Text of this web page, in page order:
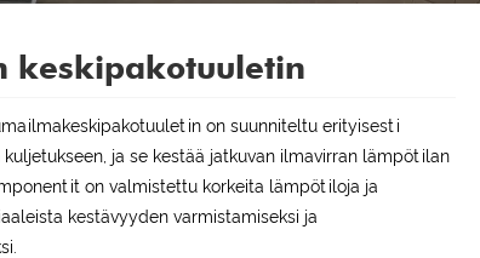
keskipakotuuletin
on suunniteltu erityisesti
ja se kestää jatkuvan ilmavirran lämpötilan
on valmistettu korkeita lämpötiloja ja
kestävyyden varmistamiseksi ja